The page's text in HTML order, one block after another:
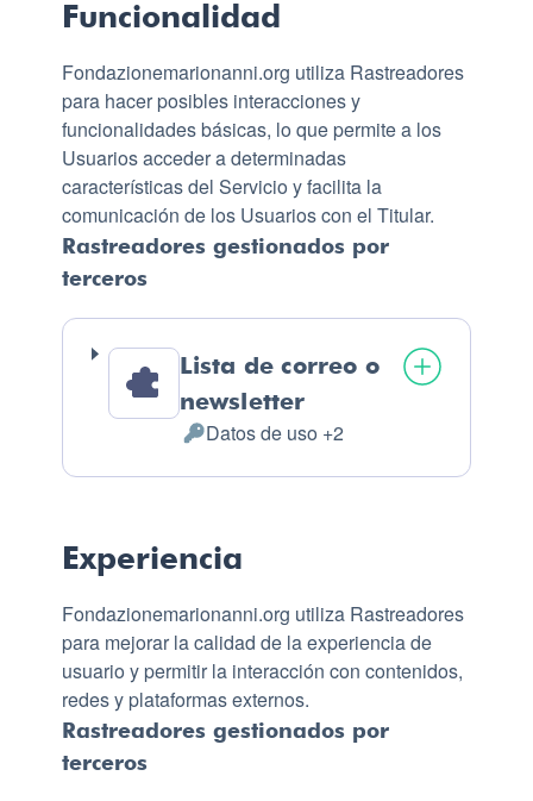
Funcionalidad
Fondazionemarionanni.org utiliza Rastreadores
para hacer posibles interacciones y
funcionalidades básicas, lo que permite a los
Usuarios acceder a determinadas
características del Servicio y facilita la
comunicación de los Usuarios con el Titular.
Rastreadores gestionados por
terceros
Lista de correo o
newsletter
Datos Personales tratados:
Datos de uso +2
Experiencia
Fondazionemarionanni.org utiliza Rastreadores
para mejorar la calidad de la experiencia de
usuario y permitir la interacción con contenidos,
redes y plataformas externos.
Rastreadores gestionados por
terceros